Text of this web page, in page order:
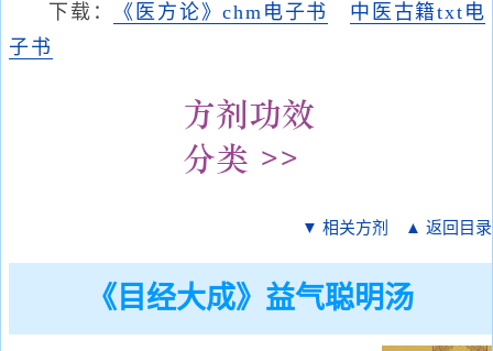
下载： 《医方论》chm电子书
中医古籍txt电
子书
▼ 相关方剂 ▲ 返回目录
《目经大成》益气聪明汤